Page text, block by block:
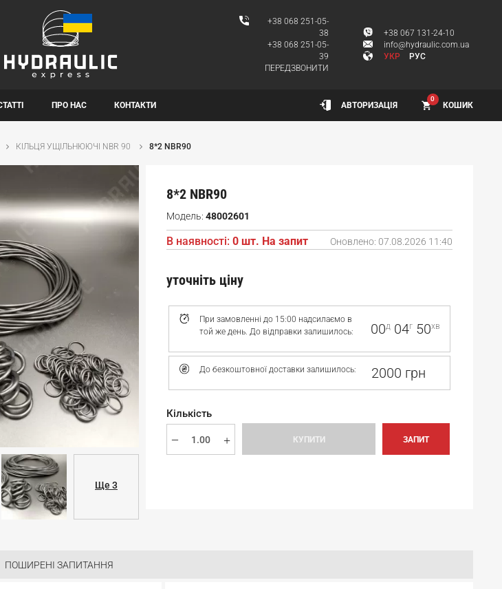
+38 068 251-05-
38
+38 068 251-05-
39
ПЕРЕДЗВОНИТИ
+38 067 131-24-10
info@hydraulic.com.ua
УКР
РУС
ПРО НАС КОНТАКТИ АВТОРИЗАЦІЯ КОШИК
0
КІЛЬЦЯ УЩІЛЬНЮЮЧІ NBR 90 8*2 NBR90
Ще 3
8*2 NBR90
Модель: 48002601
В наявності: 0 шт. На запит Оновлено: 07.08.2026 11:40
При замовленні до 15:00 надсилаємо в
той же день. До відправки залишилось:
00д 04г 50хв
До безкоштовної доставки залишилось: 2000 грн
уточніть ціну
Кількість
КУПИТИ ЗАПИТ
ПОШИРЕНІ ЗАПИТАННЯ